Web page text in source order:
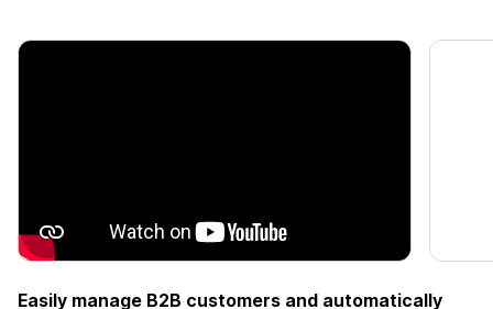
Easily manage B2B customers and automatically